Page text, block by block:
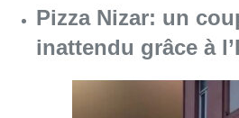
Pizza Nizar: un
inattendu grâce à